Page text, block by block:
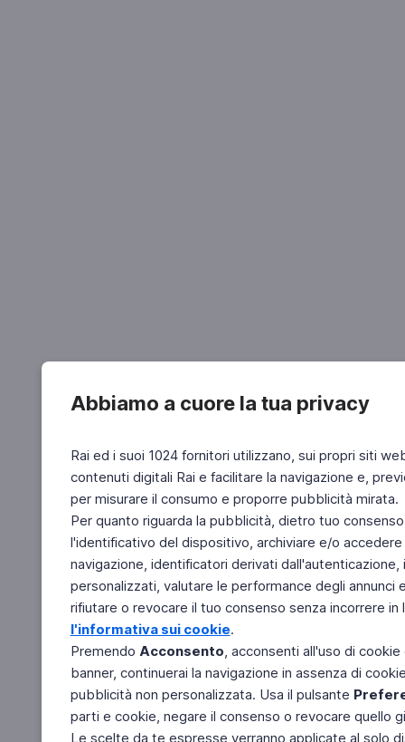
Abbiamo a cuore la tua privacy
Rai ed i suoi 1024 fornitori utilizzano, sui propri siti
contenuti digitali Rai e facilitare la navigazione e,
per misurare il consumo e proporre pubblicità mirata.
Per quanto riguarda la pubblicità, dietro tuo
l'identificativo del dispositivo, archiviare e/o
navigazione, identificatori derivati
personalizzati, valutare le performance degli
rifiutare o revocare il tuo consenso senza incorrere
l'informativa sui cookie.
Premendo Acconsento, acconsenti all'uso di
banner, continuerai la navigazione in assenza di
pubblicità non personalizzata. Usa il pulsante
parti e cookie, negare il consenso o revocare quello
Le scelte da te espresse verranno applicate al solo